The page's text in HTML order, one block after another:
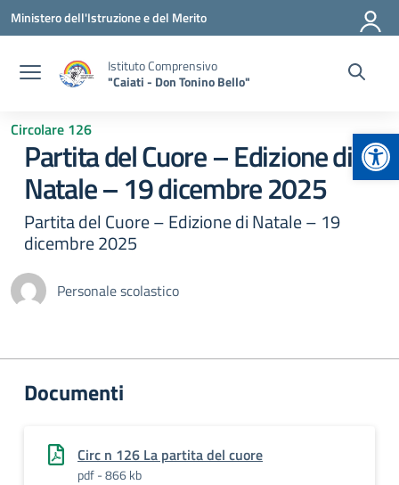
Vai ai contenuti
Vai al menu di navigazione
Vai al footer
Ministero dell'Istruzione e del Merito
Istituto Comprensivo
"Caiati - Don Tonino Bello"
Circolare 126
Partita del Cuore – Edizione di
Natale – 19 dicembre 2025
Partita del Cuore – Edizione di Natale – 19
dicembre 2025
Personale scolastico
Documenti
Circ n 126 La partita del cuore
pdf - 866 kb